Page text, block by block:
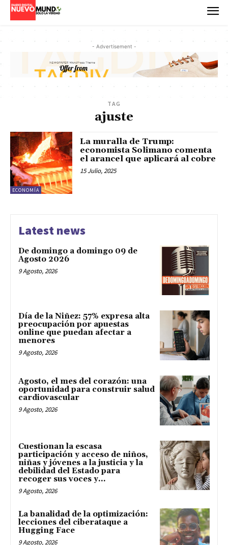
- Advertisement -
TAG
ajuste
ECONOMÍA
La muralla de Trump:
economista Solimano comenta
el arancel que aplicará al cobre
15 Julio, 2025
Latest news
De domingo a domingo 09 de
Agosto 2026
9 Agosto, 2026
Día de la Niñez: 57% expresa alta
preocupación por apuestas
online que puedan afectar a
menores
9 Agosto, 2026
Agosto, el mes del corazón: una
oportunidad para construir salud
cardiovascular
9 Agosto, 2026
Cuestionan la escasa
participación y acceso de niños,
niñas y jóvenes a la justicia y la
debilidad del Estado para
recoger sus voces y...
9 Agosto, 2026
La banalidad de la optimización:
lecciones del ciberataque a
Hugging Face
9 Agosto, 2026